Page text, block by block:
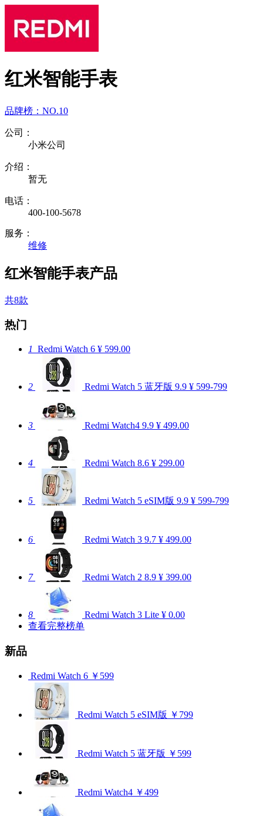
红米智能手表
品牌榜： NO.10
公司：
小米公司
介绍：
暂无
电话：
400-100-5678
服务：
维修
红米智能手表产品
共8款
热门
1 Redmi Watch 6 ¥ 599.00
2 Redmi Watch 5 蓝牙版 9.9 ¥ 599-799
3 Redmi Watch4 9.9 ¥ 499.00
4 Redmi Watch 8.6 ¥ 299.00
5 Redmi Watch 5 eSIM版 9.9 ¥ 599-799
6 Redmi Watch 3 9.7 ¥ 499.00
7 Redmi Watch 2 8.9 ¥ 399.00
8 Redmi Watch 3 Lite ¥ 0.00
查看完整榜单
新品
Redmi Watch 6 ￥599
Redmi Watch 5 eSIM版 ￥799
Redmi Watch 5 蓝牙版 ￥599
Redmi Watch4 ￥499